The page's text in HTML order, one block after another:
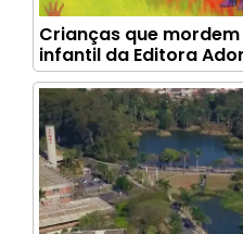
Crianças que
infantil da Editora